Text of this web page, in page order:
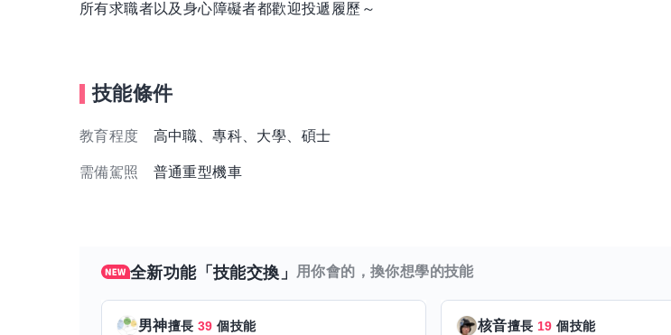
所有求職者以及身心障礙者都歡迎投遞履歷～
技能條件
教育程度 高中職、專科、大學、碩士
需備駕照 普通重型機車
全新功能「技能交換」 用你會的，換你想學的技能
男神擅長39 個技能 核音擅長 19 個技能